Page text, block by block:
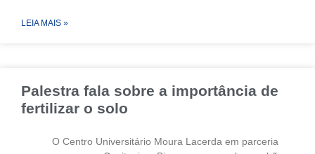
LEIA MAIS »
Palestra fala sobre a importância de
fertilizar o solo
O Centro Universitário Moura Lacerda em parceria